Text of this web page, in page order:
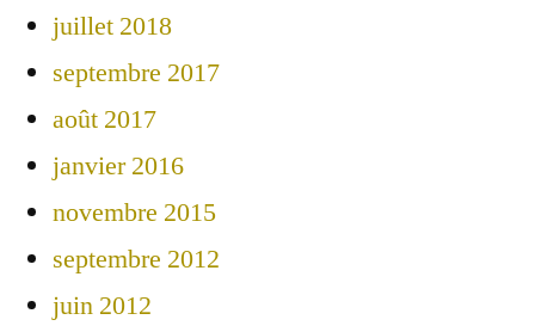
juillet 2018
septembre 2017
août 2017
janvier 2016
novembre 2015
septembre 2012
juin 2012